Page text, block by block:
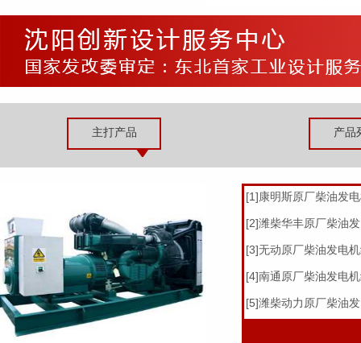
主打产品 产品
[1]康明斯原厂柴油发
[2]潍柴华丰原厂柴油
[3]无动原厂柴油发电
[4]南通原厂柴油发电
[5]潍柴动力原厂柴油